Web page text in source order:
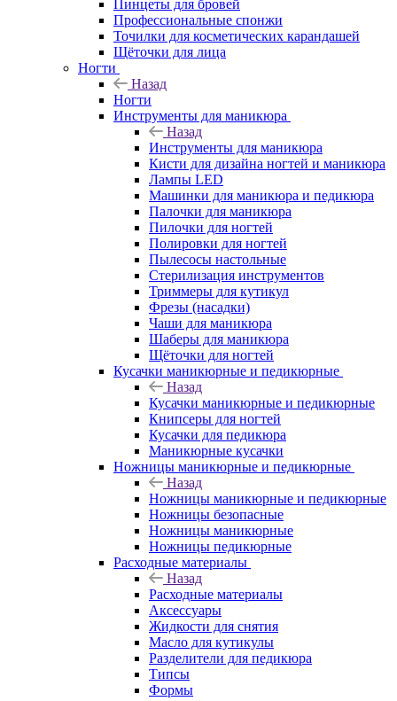
Пинцеты для бровей
Профессиональные спонжи
Точилки для косметических карандашей
Щёточки для лица
Ногти
Назад
Ногти
Инструменты для маникюра
Назад
Инструменты для маникюра
Кисти для дизайна ногтей и маникюра
Лампы LED
Машинки для маникюра и педикюра
Палочки для маникюра
Пилочки для ногтей
Полировки для ногтей
Пылесосы настольные
Стерилизация инструментов
Триммеры для кутикул
Фрезы (насадки)
Чаши для маникюра
Шаберы для маникюра
Щёточки для ногтей
Кусачки маникюрные и педикюрные
Назад
Кусачки маникюрные и педикюрные
Книпсеры для ногтей
Кусачки для педикюра
Маникюрные кусачки
Ножницы маникюрные и педикюрные
Назад
Ножницы маникюрные и педикюрные
Ножницы безопасные
Ножницы маникюрные
Ножницы педикюрные
Расходные материалы
Назад
Расходные материалы
Аксессуары
Жидкости для снятия
Масло для кутикулы
Разделители для педикюра
Типсы
Формы